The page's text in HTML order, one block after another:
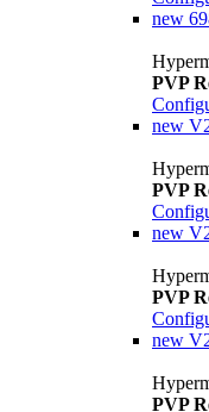
new
PVP
new
PVP
new
PVP
new
PVP